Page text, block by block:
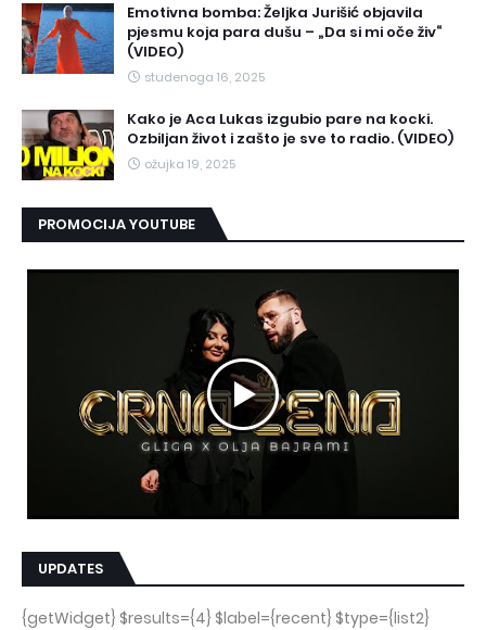
Emotivna bomba: Željka Jurišić objavila
pjesmu koja para dušu – „Da si mi oče živ“
(VIDEO)
studenoga 16, 2025
Kako je Aca Lukas izgubio pare na kocki.
Ozbiljan život i zašto je sve to radio. (VIDEO)
ožujka 19, 2025
PROMOCIJA YOUTUBE
UPDATES
{getWidget} $results={4} $label={recent} $type={list2}